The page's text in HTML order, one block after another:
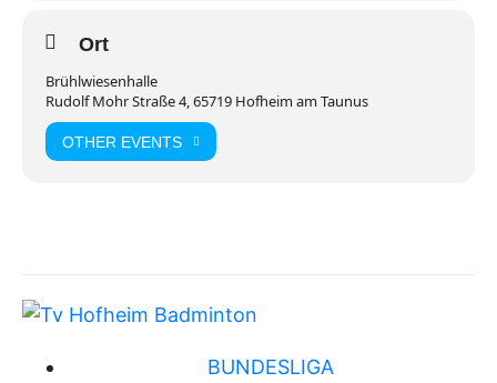
Ort
Brühlwiesenhalle
Rudolf Mohr Straße 4, 65719 Hofheim am Taunus
OTHER EVENTS
BUNDESLIGA